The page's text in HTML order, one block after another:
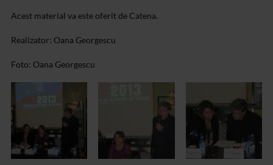
Acest material va este oferit de Catena.
Realizator: Oana Georgescu
Foto: Oana Georgescu